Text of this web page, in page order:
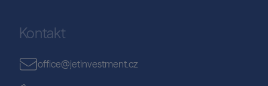
Kontakt
office@jetinvestment.cz